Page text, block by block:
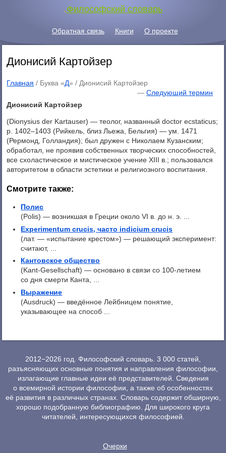
.Философский словарь
Обратная связь Книги О проекте
Дионисий Картойзер
Главная / Буква «Д» /Дионисий Картойзер
— Следующий термин
Дионисий Картойзер
(Dionysius der Kartauser) — теолог, названный doctor ecstaticus;
p. 1402–1403 (Рийкель, близ Льежа, Бельгия) — ум. 1471
(Рермонд, Голландия); был дружен с Николаем Кузанским;
обработал, не проявив собственных творческих способностей,
все схоластическое и мистическое учение XIII в.; пользовался
авторитетом в области эстетики и религиозного воспитания.
Смотрите также:
Полис
(Polis) — возникшая в Греции около VI в. до н. э. ...
Experimentum crucis, часто indicium crucis
(лат. — «испытание крестом») — решающий эксперимент:
считают, ...
Кантовское общество
(Kant-Gesellschaft) — основано в связи со 100-летием
со дня смерти Канта, ...
Выражение
(Ausdruck) — введённое Лейбницем понятие,
указывающее на способ ...
2012−2026 год. Философский словарь. 3 000 статей,
разъясняющих основные понятия и направления философии,
излагающие главные идеи её представителей. Сведения
о всемирной истории философии, а также об особенностях
её развития в различных странах. Словарь содержит обширную,
хорошо подобранную библиографию. Для широкого круга
читателей, интересующихся философией.
Очерки